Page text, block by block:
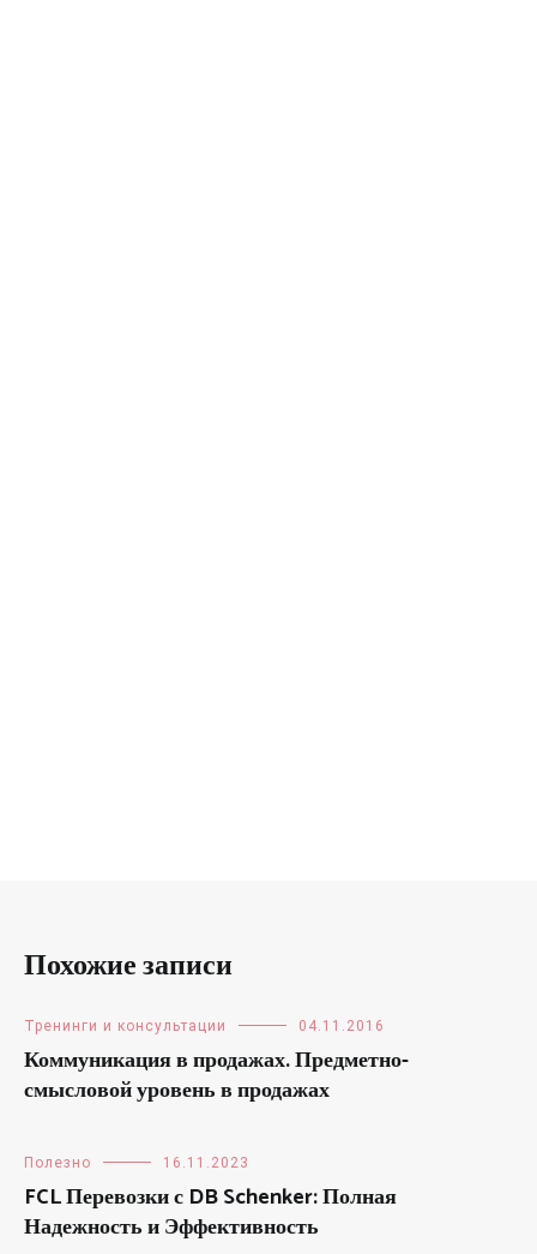
Похожие записи
Тренинги и консультации 04.11.2016
Коммуникация в продажах. Предметно-
смысловой уровень в продажах
Полезно 16.11.2023
FCL Перевозки с DB Schenker: Полная
Надежность и Эффективность